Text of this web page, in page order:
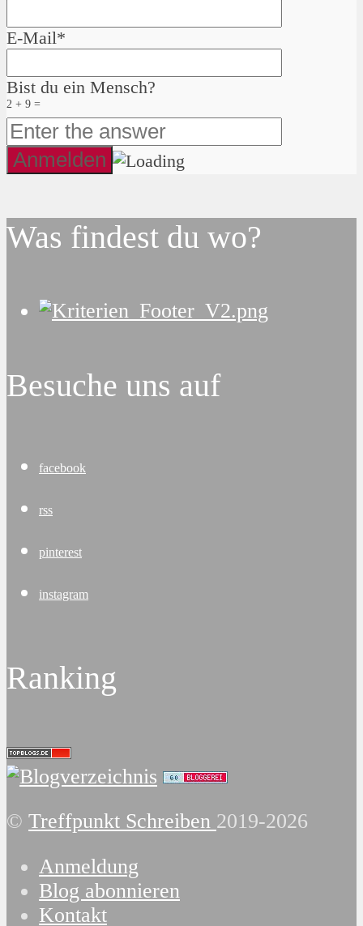
E-Mail*
Bist du ein Mensch?
2 + 9 =
Was findest du wo?
Besuche uns auf
facebook
rss
pinterest
instagram
Ranking
© Treffpunkt Schreiben 2019-2026
Anmeldung
Blog abonnieren
Kontakt